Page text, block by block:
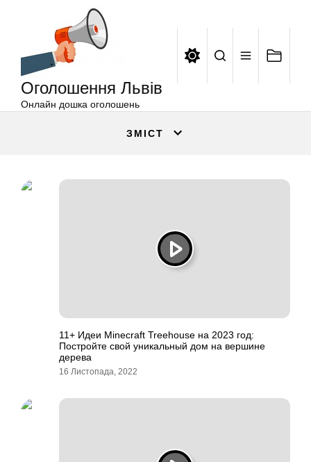
Оголошення Львів
Онлайн дошка оголошень
ЗМІСТ
11+ Идеи Minecraft Treehouse на 2023 год:
Постройте свой уникальный дом на вершине
дерева
16 Листопада, 2022